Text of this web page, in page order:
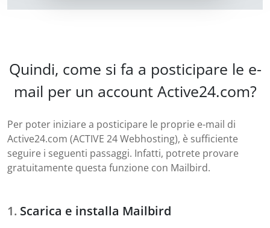
Quindi, come si fa a posticipare le e-
mail per un account Active24.com?
Per poter iniziare a posticipare le proprie e-mail di
Active24.com (ACTIVE 24 Webhosting), è sufficiente
seguire i seguenti passaggi. Infatti, potrete provare
gratuitamente questa funzione con Mailbird.
Scarica e installa Mailbird